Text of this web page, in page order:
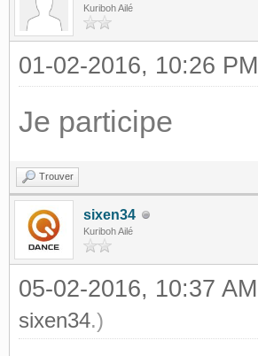
Kuriboh Ailé
01-02-2016, 10:26 PM
Je participe
Trouver
sixen34
Kuriboh Ailé
05-02-2016, 10:37 AM
sixen34.)